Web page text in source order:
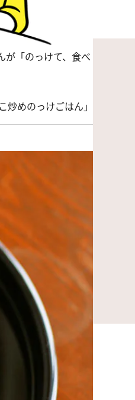
が「のっけて、食べ
炒めのっけごはん」